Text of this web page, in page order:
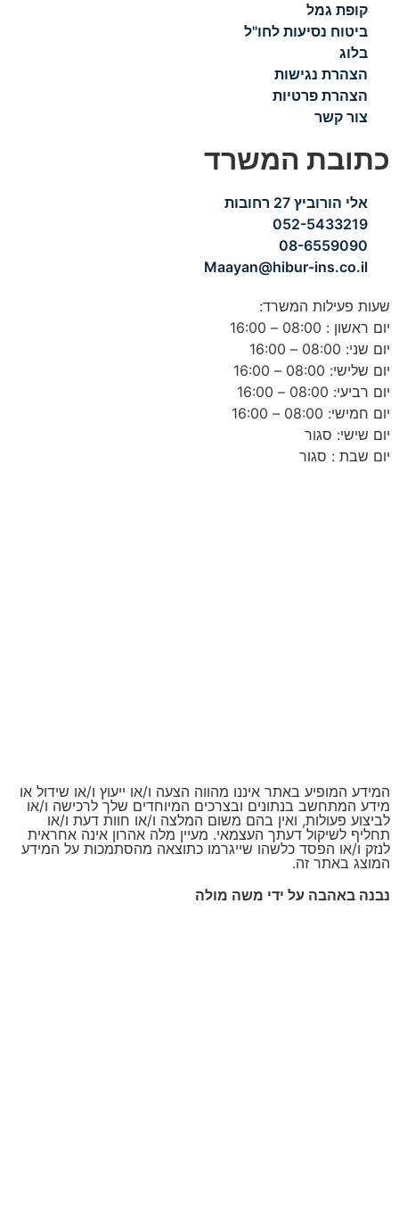
קופת גמל
ביטוח נסיעות לחו"ל
בלוג
הצהרת נגישות
הצהרת פרטיות
צור קשר
כתובת המשרד
אלי הורוביץ 27 רחובות
052-5433219
08-6559090
Maayan@hibur-ins.co.il
שעות פעילות המשרד:
יום ראשון : 08:00 – 16:00
יום שני: 08:00 – 16:00
יום שלישי: 08:00 – 16:00
יום רביעי: 08:00 – 16:00
יום חמישי: 08:00 – 16:00
יום שישי: סגור
יום שבת : סגור
המידע המופיע באתר איננו מהווה הצעה ו/או ייעוץ ו/או שידול או
מידע המתחשב בנתונים ובצרכים המיוחדים שלך לרכישה ו/או
לביצוע פעולות, ואין בהם משום המלצה ו/או חוות דעת ו/או
תחליף לשיקול דעתך העצמאי. מעיין מלה אהרון אינה אחראית
לנזק ו/או הפסד כלשהו שייגרמו כתוצאה מהסתמכות על המידע
המוצג באתר זה.
נבנה באהבה על ידי משה מולה